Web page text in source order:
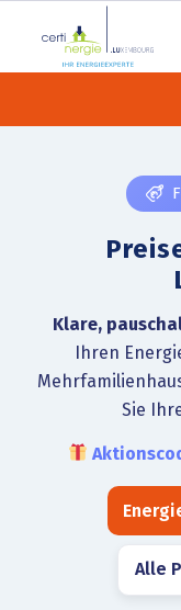
Klare,
Ihren
Sie
Alle